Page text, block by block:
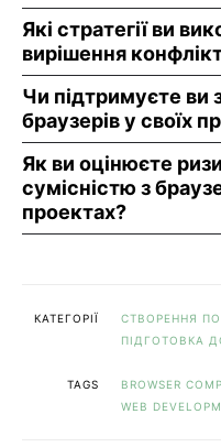
Які стратегії ви
вирішення
Чи підтримуєте ви
браузерів у своїх
Як ви оцінюєте
сумісністю з
проектах?
КАТЕГОРІЇ
СТВОРЕННЯ
ПІДГОТОВКА
TAGS BROWSER
WEB